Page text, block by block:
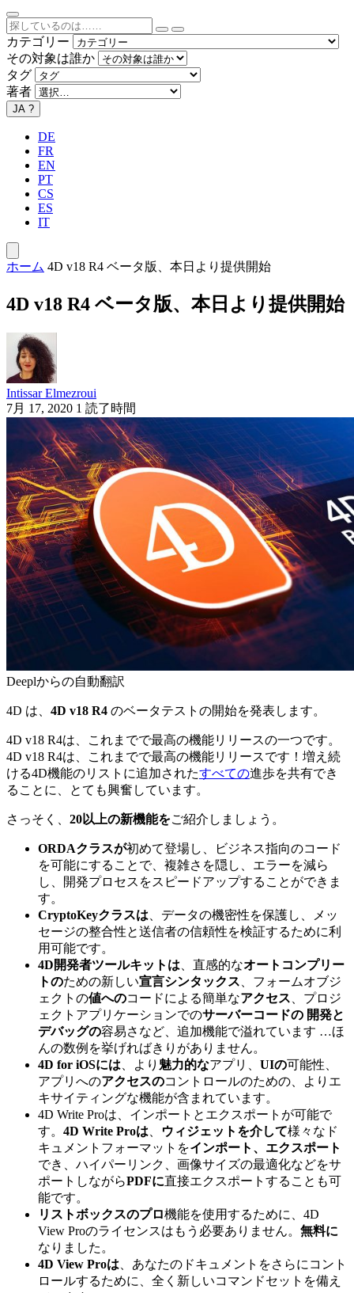
カテゴリー
その対象は誰か
タグ
著者
JA ?
DE
FR
EN
PT
CS
ES
IT
ホーム 4D v18 R4 ベータ版、本日より提供開始
4D v18 R4 ベータ版、本日より提供開始
Intissar Elmezroui
7月 17, 2020 1 読了時間
Deeplからの自動翻訳
4D は、 4D v18 R4 のベータテストの開始を発表します。
4D v18 R4は、これまでで最高の機能リリースの一つです。
4D v18 R4は、これまでで最高の機能リリースです！増え続
ける4D機能のリストに追加されたすべての進歩を共有でき
ることに、とても興奮しています。
さっそく、 20以上の新機能をご紹介しましょう。
ORDAクラスが初めて登場し、ビジネス指向のコード
を可能にすることで、複雑さを隠し、エラーを減ら
し、開発プロセスをスピードアップすることができま
す。
CryptoKeyクラスは 、データの機密性を保護し、メッ
セージの整合性と送信者の信頼性を検証するために利
用可能です。
4D開発者ツールキットは 、直感的なオートコンプリー
トのための新しい宣言シンタックス 、フォームオブジ
ェクトの値へのコードによる簡単なアクセス 、プロジ
ェクトアプリケーションでのサーバーコードの 開発と
デバッグの容易さなど、追加機能で溢れています …ほ
んの数例を挙げればきりがありません。
4D for iOSには 、より 魅力的なアプリ、 UIの可能性、
アプリへのアクセスのコントロールのための、よりエ
キサイティングな機能が含まれています。
4D Write Proは、インポートとエクスポートが可能で
す。 4D Write Proは ウィジェットを介して様々なド
キュメントフォーマットをインポート、エクスポート
でき、ハイパーリンク、画像サイズの最適化などをサ
ポートしながらPDFに直接エクスポートすることも可
能です。
リストボックスのプロ機能を使用するために、4D
View Proのライセンスはもう必要ありません。 無料に
なりました。
4D View Proは 、あなたのドキュメントをさらにコント
ロールするために、全く新しいコマンドセットを備え